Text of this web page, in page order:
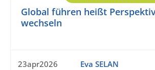
Global führen heißt
wechseln
23apr2026 Eva SELAN